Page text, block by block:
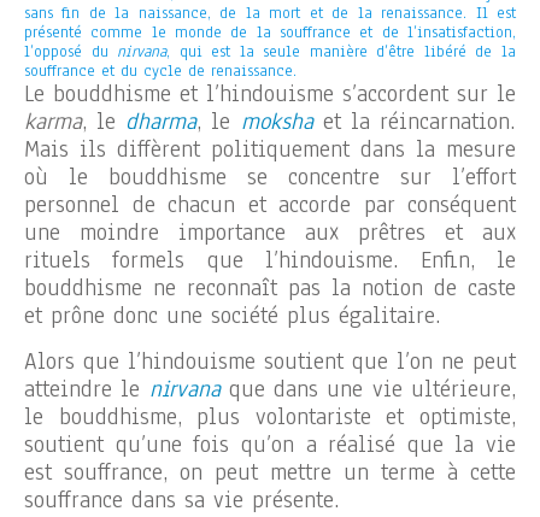
sans fin de la naissance, de la mort et de la renaissance. Il est
présenté comme le monde de la souffrance et de l’insatisfaction,
l’opposé du nirvana, qui est la seule manière d’être libéré de la
souffrance et du cycle de renaissance.
Le bouddhisme et l’hindouisme s’accordent sur le
karma, le dharma, le moksha et la réincarnation.
Mais ils diffèrent politiquement dans la mesure
où le bouddhisme se concentre sur l’effort
personnel de chacun et accorde par conséquent
une moindre importance aux prêtres et aux
rituels formels que l’hindouisme. Enfin, le
bouddhisme ne reconnaît pas la notion de caste
et prône donc une société plus égalitaire.
Alors que l’hindouisme soutient que l’on ne peut
atteindre le nirvanaque dans une vie ultérieure,
le bouddhisme, plus volontariste et optimiste,
soutient qu’une fois qu’on a réalisé que la vie
est souffrance, on peut mettre un terme à cette
souffrance dans sa vie présente.